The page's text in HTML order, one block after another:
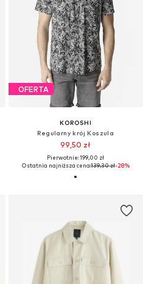
OFERTA
KOROSHI
Regularny krój Koszula
99,50 zł
Pierwotnie: 199,00 zł
Ostatnia najniższa cena:139,30 zł-28%